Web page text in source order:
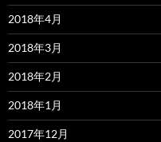
2018年4月
2018年3月
2018年2月
2018年1月
2017年12月